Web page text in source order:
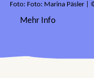
Foto: Foto: Marina Päsler |
Mehr Info